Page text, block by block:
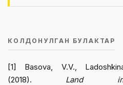
КОЛДОНУЛГАН БУЛАКТАР
[1] Basova, V.V.,
(2018). Land